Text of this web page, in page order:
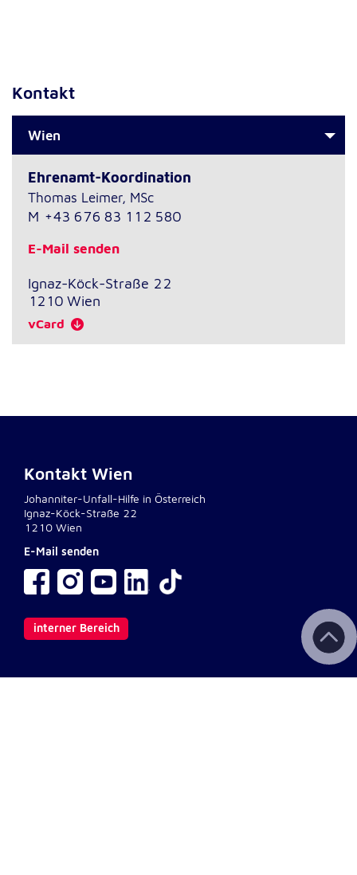
Kontakt
Wien
Ehrenamt-Koordination
Thomas Leimer, MSc
M +43 676 83 112 580
E-Mail senden
Ignaz-Köck-Straße 22
1210 Wien
vCard
Kontakt Wien
Johanniter-Unfall-Hilfe in Österreich
Ignaz-Köck-Straße 22
1210 Wien
E-Mail senden
interner Bereich